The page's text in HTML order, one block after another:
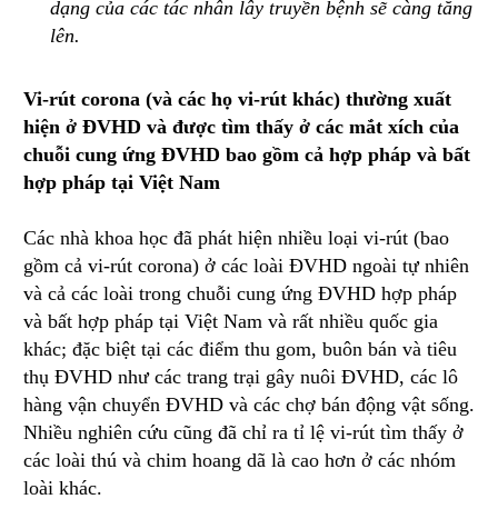
dạng của các tác nhân lây truyền bệnh sẽ càng tăng
lên.
Vi-rút corona (và các họ vi-rút khác) thường xuất
hiện ở ĐVHD và được tìm thấy ở các mắt xích của
chuỗi cung ứng ĐVHD bao gồm cả hợp pháp và bất
hợp pháp tại Việt Nam
Các nhà khoa học đã phát hiện nhiều loại vi-rút (bao
gồm cả vi-rút corona) ở các loài ĐVHD ngoài tự nhiên
và cả các loài trong chuỗi cung ứng ĐVHD hợp pháp
và bất hợp pháp tại Việt Nam và rất nhiều quốc gia
khác; đặc biệt tại các điểm thu gom, buôn bán và tiêu
thụ ĐVHD như các trang trại gây nuôi ĐVHD, các lô
hàng vận chuyển ĐVHD và các chợ bán động vật sống.
Nhiều nghiên cứu cũng đã chỉ ra tỉ lệ vi-rút tìm thấy ở
các loài thú và chim hoang dã là cao hơn ở các nhóm
loài khác.